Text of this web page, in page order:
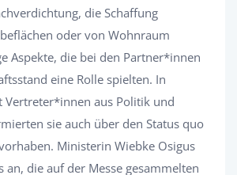
die Schaffung
oder von Wohnraum
Aspekte, die bei den Partner*innen
eine Rolle spielten. In
Vertreter*innen aus Politik und
sie auch über den Status quo
Ministerin Wiebke Osigus
an, die auf der Messe gesammelten